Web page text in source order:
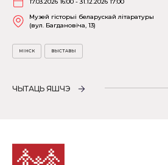
Музей гісторыі беларускай літаратуры
(вул. Багдановіча, 13)
МІНСК ВЫСТАВЫ
ЧЫТАЦЬ ЯШЧЭ